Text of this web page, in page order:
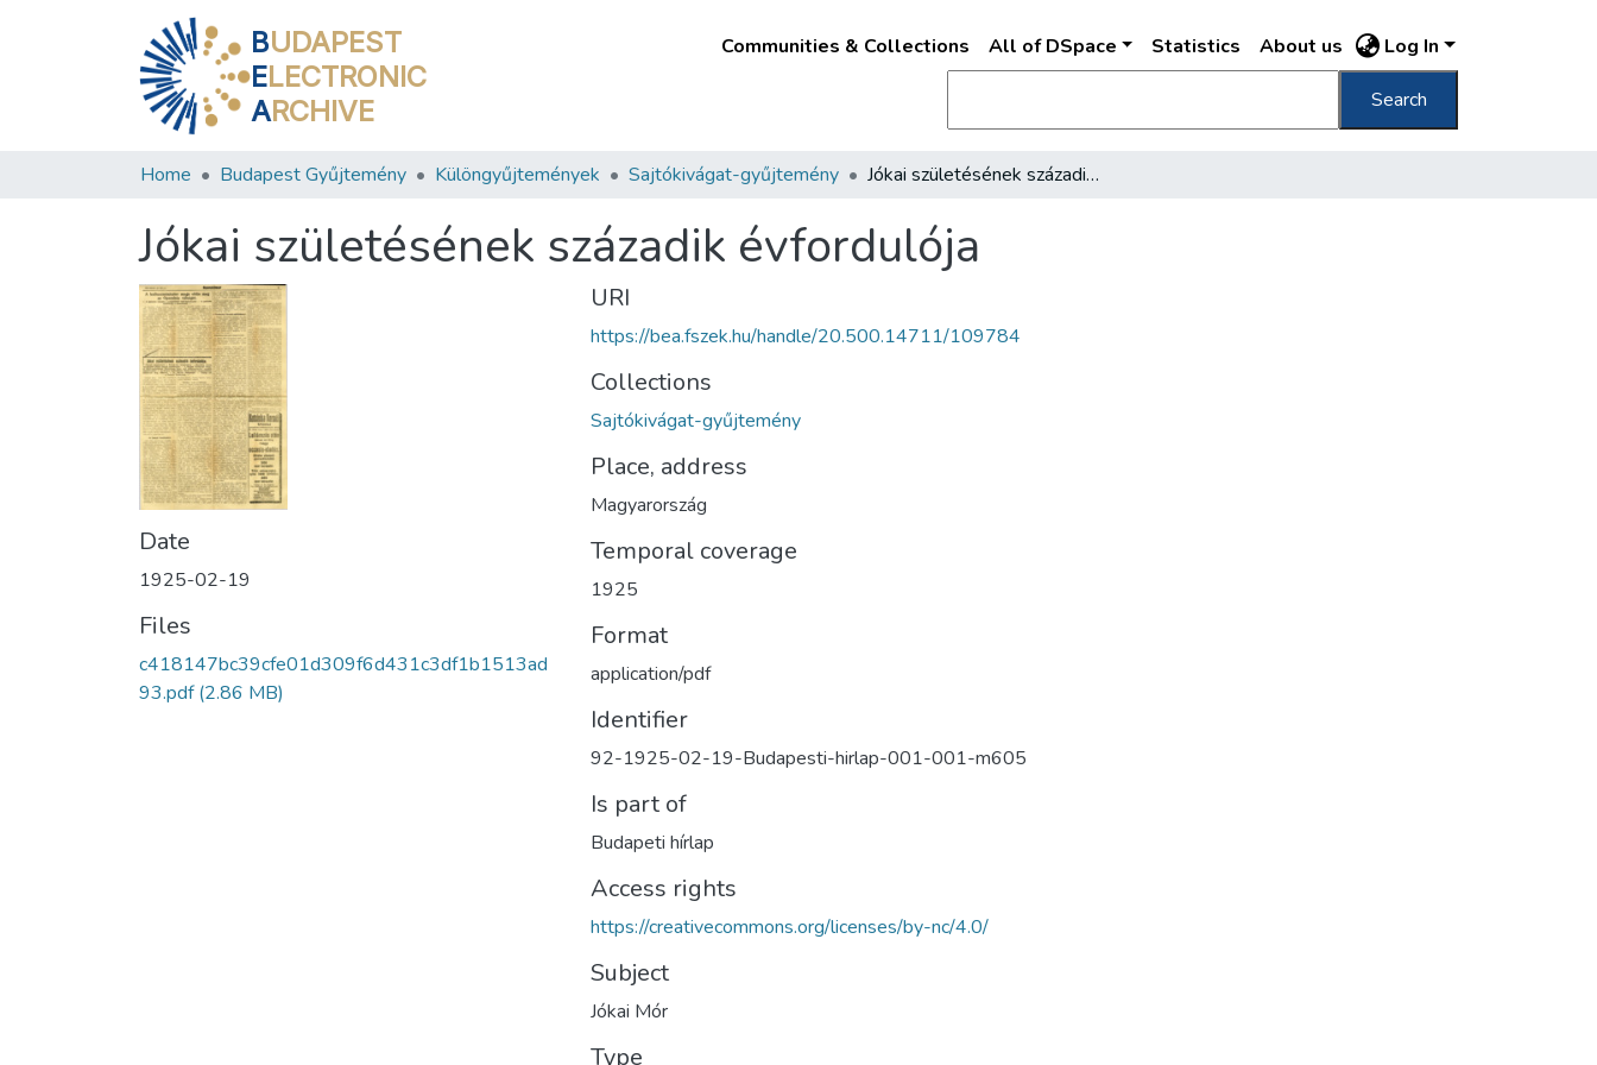
BUDAPEST
ELECTRONIC
ARCHIVE
Communities & Collections All of DSpace Statistics About us Log In
Search
Home Budapest Gyűjtemény Különgyűjtemények Sajtókivágat-gyűjtemény Jókai születésének századik évfordulója
Jókai születésének századik évfordulója
Date
1925-02-19
Files
c418147bc39cfe01d309f6d431c3df1b1513ad
93.pdf(2.86 MB)
URI
https://bea.fszek.hu/handle/20.500.14711/109784
Collections
Sajtókivágat-gyűjtemény
Place, address
Magyarország
Temporal coverage
1925
Format
application/pdf
Identifier
92-1925-02-19-Budapesti-hirlap-001-001-m605
Is part of
Budapeti hírlap
Access rights
https://creativecommons.org/licenses/by-nc/4.0/
Subject
Jókai Mór
Type